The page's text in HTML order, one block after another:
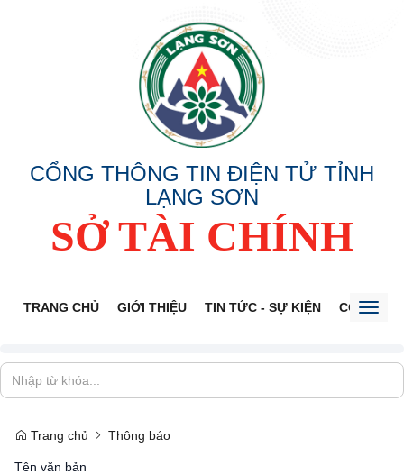
CỔNG THÔNG TIN ĐIỆN TỬ TỈNH
LẠNG SƠN
SỞ TÀI CHÍNH
TRANG CHỦ GIỚI THIỆU TIN TỨC - SỰ KIỆN CÔNG
Trang chủ Thông báo
Tên văn bản